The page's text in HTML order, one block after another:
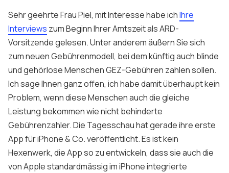
Kontakt
Sehr geehrte Frau Piel, mit Interesse habe ichIhre
Interviews zum Beginn Ihrer Amtszeit als ARD-
Vorsitzende gelesen. Unter anderem äußern Sie sich
zum neuen Gebührenmodell, bei dem künftig auch blinde
und gehörlose Menschen GEZ-Gebühren zahlen sollen.
Ich sage Ihnen ganz offen, ich habe damit überhaupt kein
Problem, wenn diese Menschen auch die gleiche
Leistung bekommen wie nicht behinderte
Gebührenzahler. Die Tagesschau hat gerade ihre erste
App für iPhone & Co. veröffentlicht. Es ist kein
Hexenwerk, die App so zu entwickeln, dass sie auch die
von Apple standardmässig im iPhone integrierte